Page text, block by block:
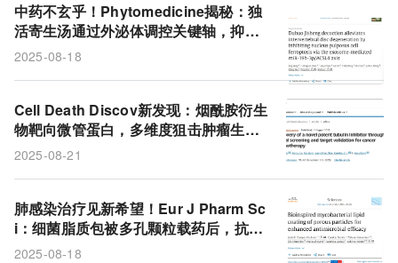
中药不玄乎！Phytomedicine揭秘：独
活寄生汤通过外泌体调控关键轴，抑制
髓核细胞铁死亡，缓解椎间盘退变
2025-08-18
Cell Death Discov新发现：烟酰胺衍生
物靶向微管蛋白，多维度狙击肿瘤生长
与转移
2025-08-21
肺感染治疗见新希望！Eur J Pharm Sc
i：细菌脂质包被多孔颗粒载药后，抗结
核效力显著提升，对细胞内外分枝杆菌
2025-08-18